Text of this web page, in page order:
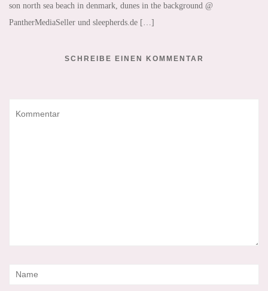
son north sea beach in denmark, dunes in the background @
PantherMediaSeller und sleepherds.de […]
SCHREIBE EINEN KOMMENTAR